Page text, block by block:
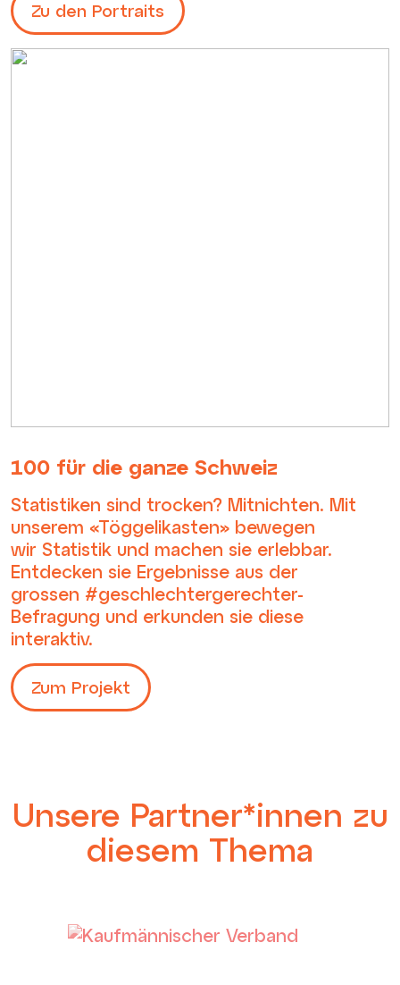
Zu den Portraits
100 für die ganze Schweiz
Statistiken sind trocken? Mitnichten. Mit
unserem «Töggelikasten» bewegen
wir Statistik und machen sie erlebbar.
Entdecken sie Ergebnisse aus der
grossen #geschlechtergerechter-
Befragung und erkunden sie diese
interaktiv.
Zum Projekt
Unsere Partner*innen zu
diesem Thema